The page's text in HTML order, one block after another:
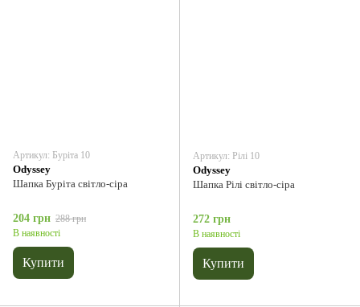
Артикул: Буріта 10
Odyssey
Шапка Буріта світло-сіра
204 грн 288 грн
В наявності
Купити
Артикул: Рілі 10
Odyssey
Шапка Рілі світло-сіра
272 грн
В наявності
Купити